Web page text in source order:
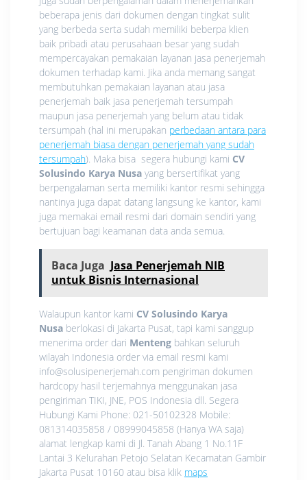
beberapa jenis dari dokumen dengan tingkat sulit
yang berbeda serta sudah memiliki beberpa klien
baik pribadi atau perusahaan besar yang sudah
mempercayakan pemakaian layanan jasa penerjemah
dokumen terhadap kami. Jika anda memang sangat
membutuhkan pemakaian layanan atau jasa
penerjemah baik jasa penerjemah tersumpah
maupun jasa penerjemah yang belum atau tidak
tersumpah (hal ini merupakan perbedaan antara para
penerjemah biasa dengan penerjemah yang sudah
tersumpah). Maka bisa segera hubungi kami CV
Solusindo Karya Nusa yang bersertifikat yang
berpengalaman serta memiliki kantor resmi sehingga
nantinya juga dapat datang langsung ke kantor, kami
juga memakai email resmi dari domain sendiri yang
bertujuan bagi keamanan data anda semua.
Baca Juga Jasa Penerjemah NIB
untuk Bisnis Internasional
Walaupun kantor kami CV Solusindo Karya
Nusa berlokasi di Jakarta Pusat, tapi kami sanggup
menerima order dari Menteng bahkan seluruh
wilayah Indonesia order via email resmi kami
info@solusipenerjemah.com pengiriman dokumen
hardcopy hasil terjemahnya menggunakan jasa
pengiriman TIKI, JNE, POS Indonesia dll. Segera
Hubungi Kami Phone: 021-50102328 Mobile:
081314035858 / 08999045858 (Hanya WA saja)
alamat lengkap kami di Jl. Tanah Abang 1 No.11F
Lantai 3 Kelurahan Petojo Selatan Kecamatan Gambir
Jakarta Pusat 10160 atau bisa klik maps